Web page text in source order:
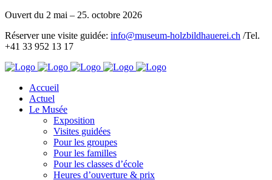
Ouvert du 2 mai – 25. octobre 2026
Réserver une visite guidée: info@museum-holzbildhauerei.ch /Tel.
+41 33 952 13 17
Accueil
Actuel
Le Musée
Exposition
Visites guidées
Pour les groupes
Pour les familles
Pour les classes d’école
Heures d’ouverture & prix